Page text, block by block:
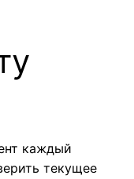
каждый
текущее